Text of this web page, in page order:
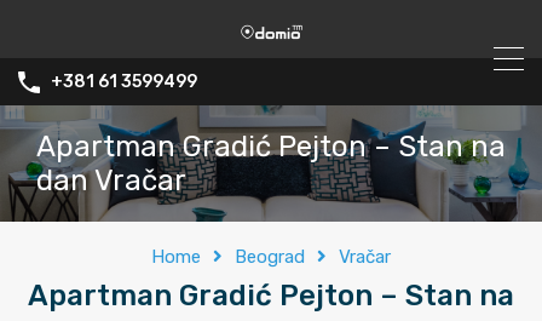
+381 61 3599499
Apartman Gradić Pejton – Stan na
dan Vračar
Home Beograd Vračar
Apartman Gradić Pejton – Stan na